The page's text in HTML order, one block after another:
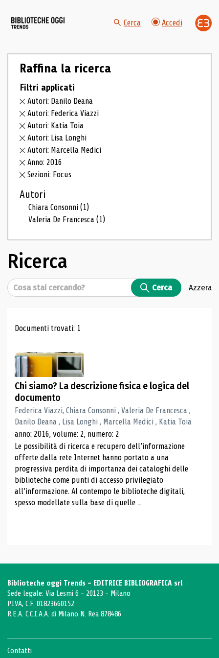
Cerca Accedi
Raffina la ricerca
Filtri applicati
Autori: Danilo Deana
Autori: Federica Viazzi
Autori: Katia Toia
Autori: Lisa Longhi
Autori: Marcella Medici
Anno: 2016
Sezioni: Focus
Autori
Chiara Consonni(1)
Valeria De Francesca(1)
Ricerca
Cerca Cerca Azzera
Risultati di ricerca
Documenti trovati: 1
Chi siamo? La descrizione fisica e logica del
documento
Federica Viazzi, Chiara Consonni , Valeria De Francesca ,
Danilo Deana , Lisa Longhi , Marcella Medici , Katia Toia
anno: 2016, volume: 2, numero: 2
Le possibilità di ricerca e recupero dell’informazione
offerte dalla rete Internet hanno portato a una
progressiva perdita di importanza dei cataloghi delle
biblioteche come punti di accesso privilegiato
all’informazione. Al contempo le biblioteche digitali,
spesso modellate sulla base di quelle ...
Biblioteche oggi Trends - EDITRICE BIBLIOGRAFICA srl
Sede legale: Via Lesmi 6 - 20123 - Milano
P.IVA, C.F. 01823660152
R.E.A. C.C.I.A.A. di Milano N. Rea 878486
Contatti